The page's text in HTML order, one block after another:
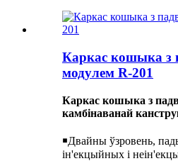
Каркас кошыка з
модулем R-201
Каркас кошыка з
камбінаванай
￭Двайны ўзровень,
ін'екцыйных і